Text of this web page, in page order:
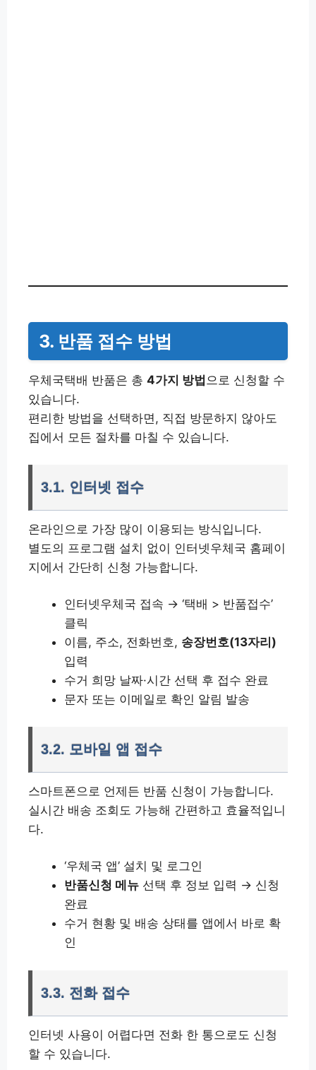
3. 반품 접수 방법
우체국택배 반품은 총 4가지 방법 으로 신청할 수
있습니다.
편리한 방법을 선택하면, 직접 방문하지 않아도
집에서 모든 절차를 마칠 수 있습니다.
3.1. 인터넷 접수
온라인으로 가장 많이 이용되는 방식입니다.
별도의 프로그램 설치 없이 인터넷우체국 홈페이
지에서 간단히 신청 가능합니다.
인터넷우체국 접속 → ‘택배 > 반품접수’
클릭
이름, 주소, 전화번호, 송장번호(13자리)
입력
수거 희망 날짜·시간 선택 후 접수 완료
문자 또는 이메일로 확인 알림 발송
3.2. 모바일 앱 접수
스마트폰으로 언제든 반품 신청이 가능합니다.
실시간 배송 조회도 가능해 간편하고 효율적입니
다.
‘우체국 앱’ 설치 및 로그인
반품신청 메뉴 선택 후 정보 입력 → 신청
완료
수거 현황 및 배송 상태를 앱에서 바로 확
인
3.3. 전화 접수
인터넷 사용이 어렵다면 전화 한 통으로도 신청
할 수 있습니다.